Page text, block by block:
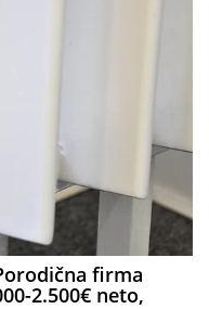
firma
2.500€ neto,